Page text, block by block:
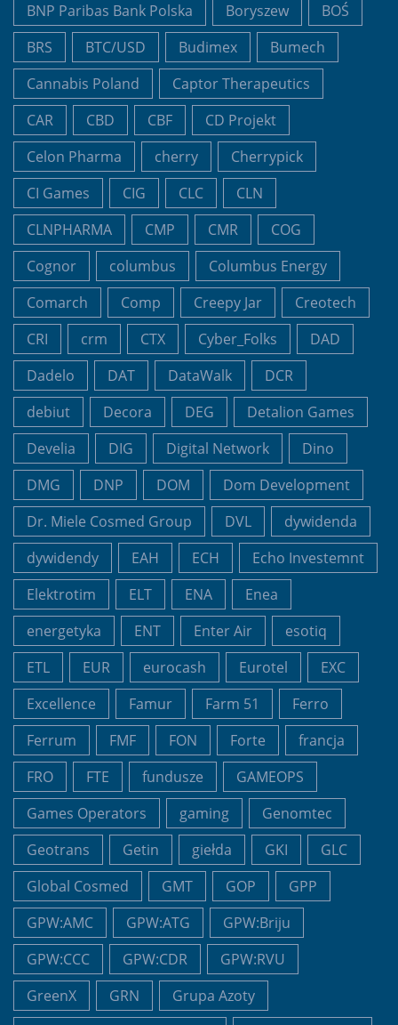
BNP Paribas Bank Polska
Boryszew
BOŚ
BRS
BTC/USD Budimex
Bumech
Cannabis Poland
Captor Therapeutics
CAR
CBD CBF
CD Projekt
Celon Pharma
cherry
Cherrypick
CI Games
CIG CLC
CLN
CLNPHARMA
CMP CMR
COG
Cognor
columbus
Columbus Energy
Comarch
Comp Creepy Jar
Creotech
CRI
crm CTX Cyber_Folks
DAD
Dadelo
DAT DataWalk
DCR
debiut
Decora DEG
Detalion Games
Develia
DIG Digital Network
Dino
DMG
DNP DOM
Dom Development
Dr. Miele Cosmed Group
DVL
dywidenda
dywidendy
EAH ECH
Echo Investemnt
Elektrotim
ELT ENA
Enea
energetyka
ENT Enter Air
esotiq
ETL
EUR eurocash Eurotel
EXC
Excellence
Famur Farm 51
Ferro
Ferrum
FMF FON Forte
francja
FRO
FTE fundusze
GAMEOPS
Games Operators
gaming
Genomtec
Geotrans
Getin giełda GKI
GLC
Global Cosmed
GMT GOP
GPP
GPW:AMC
GPW:ATG
GPW:Briju
GPW:CCC
GPW:CDR
GPW:RVU
GreenX
GRN
Grupa Azoty